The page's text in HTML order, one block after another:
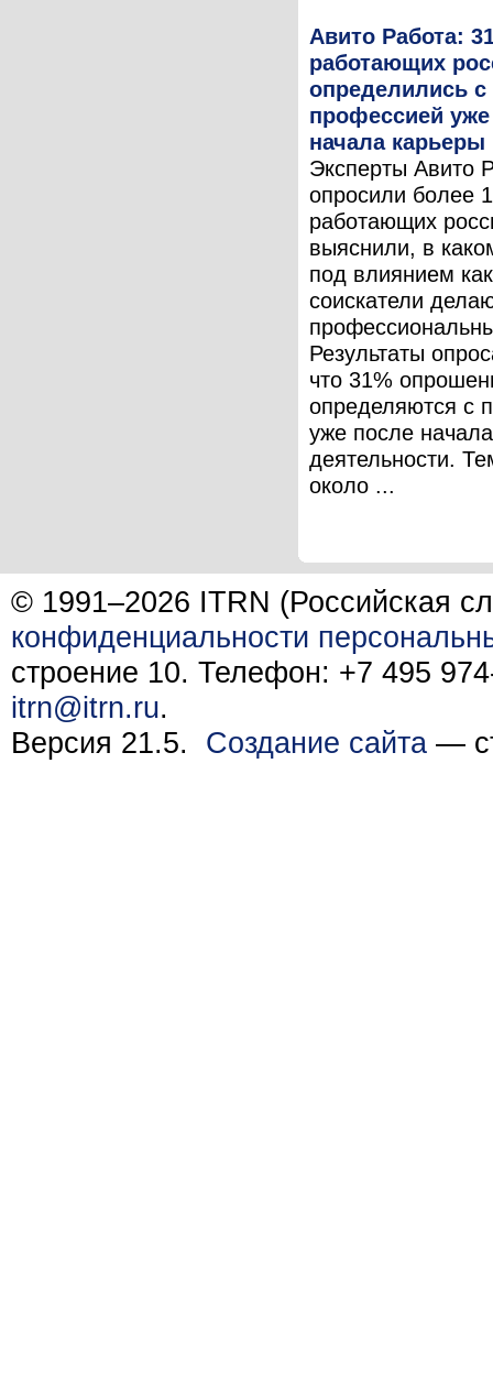
Авито Работа:
работающих
определились с
профессией
начала карьеры
Эксперты Авито
опросили более
работающих
выяснили, в
под влиянием
соискатели
Результаты
что 31%
определяются с
уже после
деятельности.
около ...
© 1991–2026 ITRN (Российская
конфиденциальности
строение 10. Телефон: +7 495
itrn@itrn.ru.
Версия 21.5. Создание сайта —